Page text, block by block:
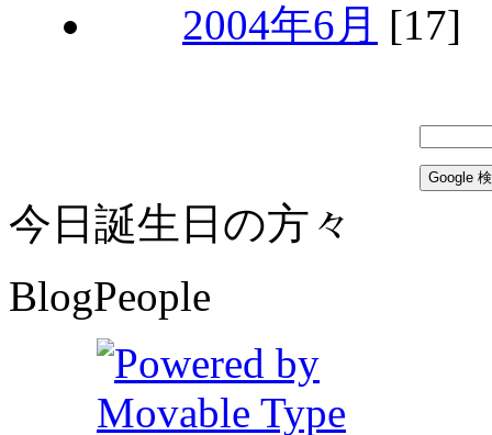
2004年6月 [17]
今日誕生日の方々
BlogPeople